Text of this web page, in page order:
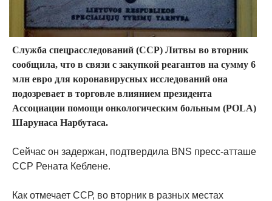
Служба спецрасследований (ССР) Литвы во вторник
сообщила, что в связи с закупкой реагантов на сумму 6
млн евро для коронавирусных исследований она
подозревает в торговле влиянием президента
Ассоциации помощи онкологическим больным (POLA)
Шарунаса Нарбутаса.
Сейчас он задержан, подтвердила BNS пресс-атташе
ССР Рената Кеблене.
Как отмечает ССР, во вторник в разных местах